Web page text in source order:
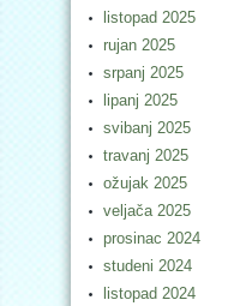
listopad 2025
rujan 2025
srpanj 2025
lipanj 2025
svibanj 2025
travanj 2025
ožujak 2025
veljača 2025
prosinac 2024
studeni 2024
listopad 2024